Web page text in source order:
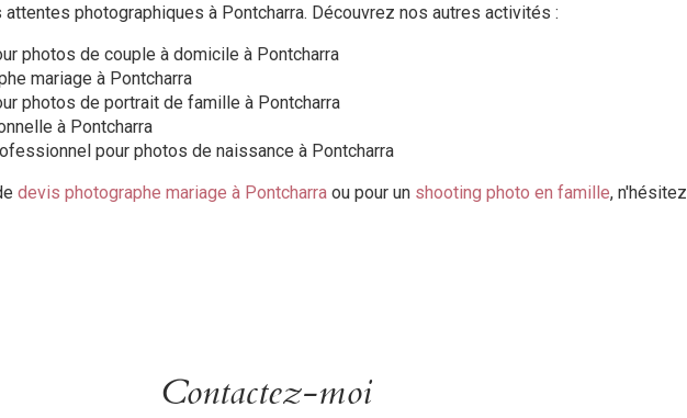
photographiques à Pontcharra. Découvrez nos autres activités :
photos de couple à domicile à Pontcharra
mariage à Pontcharra
photos de portrait de famille à Pontcharra
à Pontcharra
pour photos de naissance à Pontcharra
devis photographe mariage à Pontcharra ou pour un shooting photo en famille, n'hésitez
Contactez-moi